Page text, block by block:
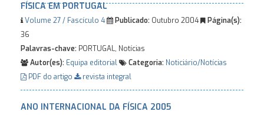
FÍSICA EM PORTUGAL
Volume 27 / Fascículo 4 Publicado: Outubro 2004
Página(s):
36
Palavras-chave: PORTUGAL, Notícias
Autor(es): Equipa editorial Categoria: Noticiário/Notícias
PDF do artigo
revista integral
ANO INTERNACIONAL DA FÍSICA 2005